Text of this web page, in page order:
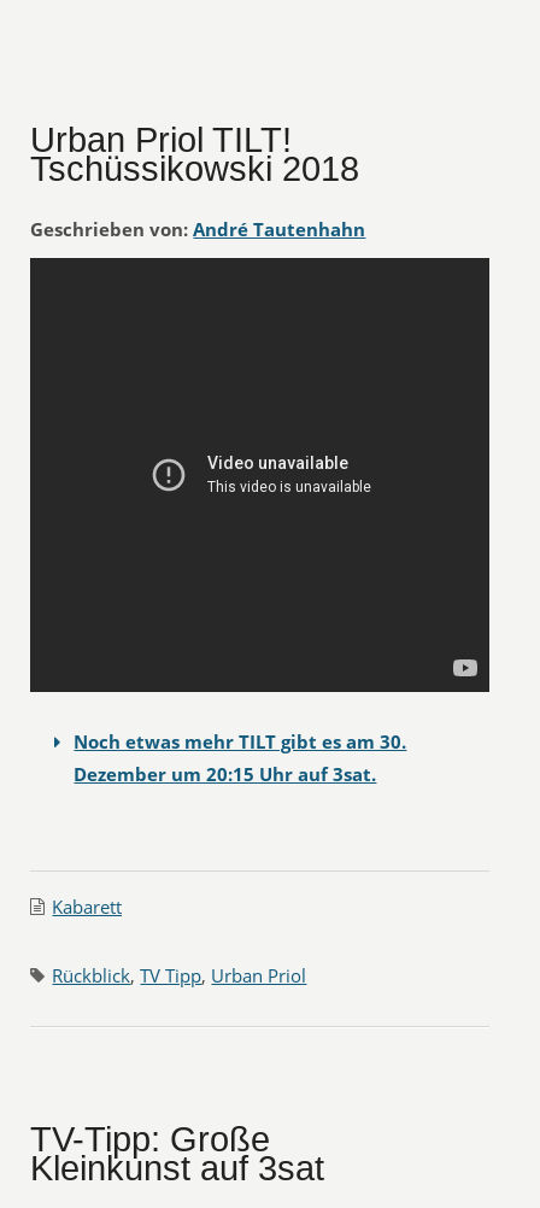
Urban Priol TILT!
Tschüssikowski 2018
Geschrieben von: André Tautenhahn
Noch etwas mehr TILT gibt es am 30.
Dezember um 20:15 Uhr auf 3sat.
Kabarett
Rückblick,TV Tipp, Urban Priol
TV-Tipp: Große
Kleinkunst auf 3sat